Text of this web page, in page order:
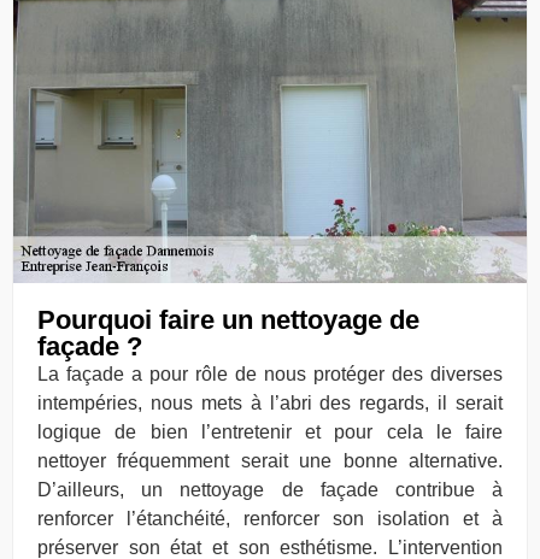
Pourquoi faire un nettoyage de
façade ?
La façade a pour rôle de nous protéger des diverses
intempéries, nous mets à l’abri des regards, il serait
logique de bien l’entretenir et pour cela le faire
nettoyer fréquemment serait une bonne alternative.
D’ailleurs, un nettoyage de façade contribue à
renforcer l’étanchéité, renforcer son isolation et à
préserver son état et son esthétisme. L’intervention